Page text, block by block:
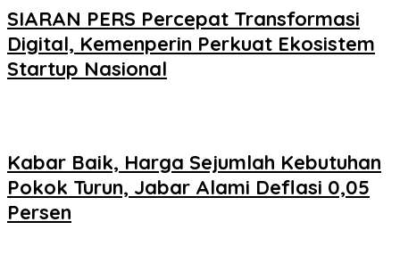
SIARAN PERS Percepat Transformasi
Digital, Kemenperin Perkuat Ekosistem
Startup Nasional
Kabar Baik, Harga Sejumlah Kebutuhan
Pokok Turun, Jabar Alami Deflasi 0,05
Persen